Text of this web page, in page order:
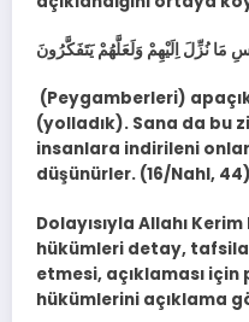
(Peygamberleri)
(yolladık). Sana da bu
insanlara indirileni
düşünürler. (16/Nahl, 44)
Dolayısıyla Allahı
hükümleri detay,
etmesi, açıklaması
hükümlerini açıklama